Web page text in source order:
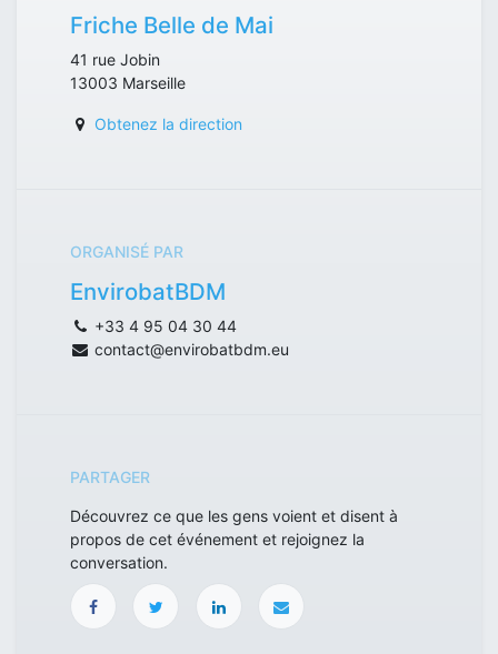
Friche Belle de Mai
41 rue Jobin
13003 Marseille
Obtenez la direction
ORGANISÉ PAR
EnvirobatBDM
+33 4 95 04 30 44
contact@envirobatbdm.eu
PARTAGER
Découvrez ce que les gens voient et disent à
propos de cet événement et rejoignez la
conversation.